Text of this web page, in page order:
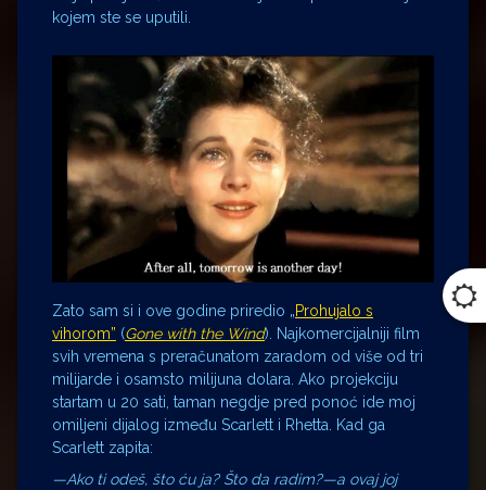
kojem ste se uputili.
Zato sam si i ove godine priredio „Prohujalo s
vihorom” (Gone with the Wind). Najkomercijalniji film
svih vremena s preračunatom zaradom od više od tri
milijarde i osamsto milijuna dolara. Ako projekciju
startam u 20 sati, taman negdje pred ponoć ide moj
omiljeni dijalog između Scarlett i Rhetta. Kad ga
Scarlett zapita:
—Ako ti odeš, što ću ja? Što da radim?—a ovaj joj